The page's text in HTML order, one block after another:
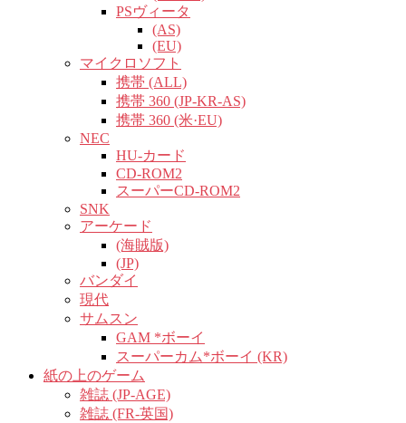
PSヴィータ
(AS)
(EU)
マイクロソフト
携帯 (ALL)
携帯 360 (JP-KR-AS)
携帯 360 (米·EU)
NEC
HU-カード
CD-ROM2
スーパーCD-ROM2
SNK
アーケード
(海賊版)
(JP)
バンダイ
現代
サムスン
GAM *ボーイ
スーパーカム*ボーイ (KR)
紙の上のゲーム
雑誌 (JP-AGE)
雑誌 (FR-英国)